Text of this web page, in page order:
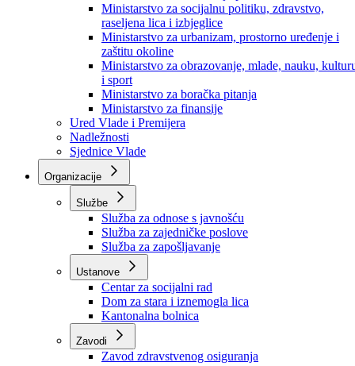
Ministarstvo za privredu
Ministarstvo za pravosuđe, upravu i radne odnose
Ministarstvo za unutrašnje poslove
Ministarstvo za socijalnu politiku, zdravstvo,
raseljena lica i izbjeglice
Ministarstvo za urbanizam, prostorno uređenje i
zaštitu okoline
Ministarstvo za obrazovanje, mlade, nauku,
i sport
Ministarstvo za boračka pitanja
Ministarstvo za finansije
Ured Vlade i Premijera
Nadležnosti
Sjednice Vlade
Organizacije
Službe
Služba za odnose s javnošću
Služba za zajedničke poslove
Služba za zapošljavanje
Ustanove
Centar za socijalni rad
Dom za stara i iznemogla lica
Kantonalna bolnica